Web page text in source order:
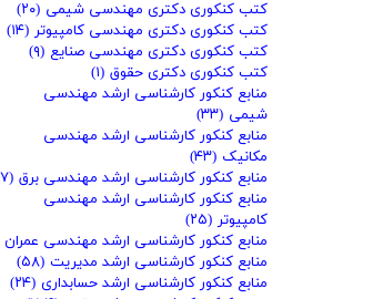
کتب کنکوری دکتری مهندسی شیمی (۲۰)
کتب کنکوری دکتری مهندسی کامپیوتر (۱۴)
کتب کنکوری دکتری مهندسی صنایع (۹)
کتب کنکوری دکتری حقوق (۱)
منابع کنکور کارشناسی ارشد مهندسی
شیمی (۳۳)
منابع کنکور کارشناسی ارشد مهندسی
مکانیک (۴۳)
منابع کنکور کارشناسی ارشد مهندسی برق (۴۷)
منابع کنکور کارشناسی ارشد مهندسی
کامپیوتر (۲۵)
منابع کنکور کارشناسی ارشد مهندسی عمران
منابع کنکور کارشناسی ارشد مدیریت (۵۸)
منابع کنکور کارشناسی ارشد حسابداری (۲۴)